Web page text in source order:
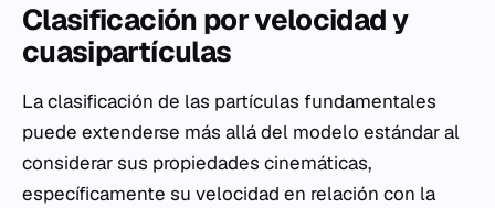
Clasificación por velocidad y
cuasipartículas
La clasificación de las partículas fundamentales
puede extenderse más allá del modelo estándar al
considerar sus propiedades cinemáticas,
específicamente su velocidad en relación con la